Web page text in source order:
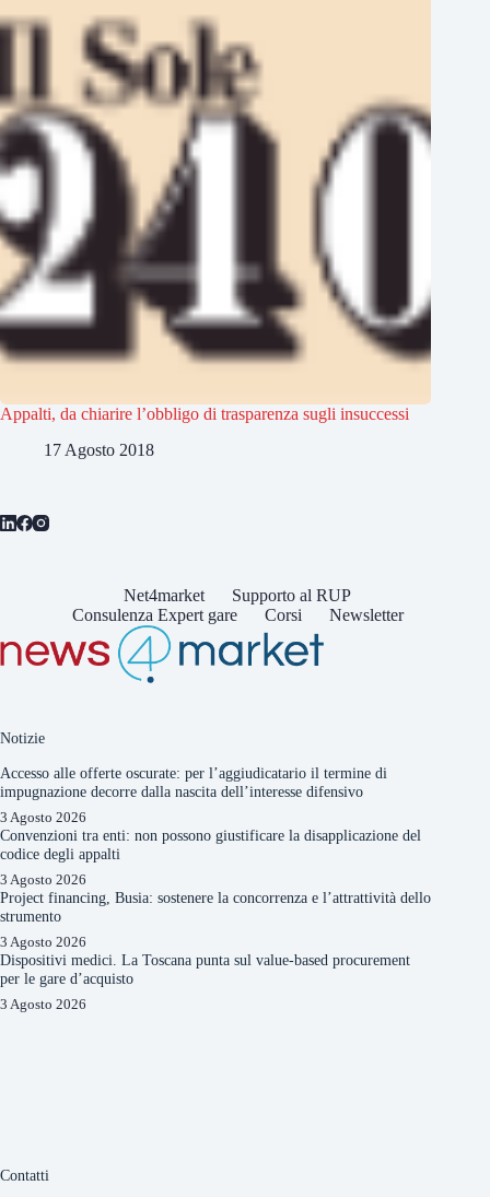
Appalti, da chiarire l’obbligo di trasparenza sugli insuccessi
17 Agosto 2018
Net4market
Supporto al RUP
Consulenza Expert gare
Corsi Newsletter
Notizie
Accesso alle offerte oscurate: per l’aggiudicatario il termine di
impugnazione decorre dalla nascita dell’interesse difensivo
3 Agosto 2026
Convenzioni tra enti: non possono giustificare la disapplicazione del
codice degli appalti
3 Agosto 2026
Project financing, Busia: sostenere la concorrenza e l’attrattività dello
strumento
3 Agosto 2026
Dispositivi medici. La Toscana punta sul value-based procurement
per le gare d’acquisto
3 Agosto 2026
Contatti